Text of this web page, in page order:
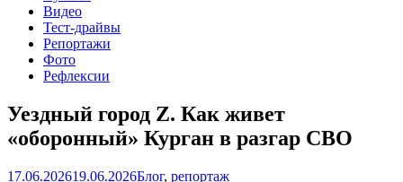
Видео
Тест-драйвы
Репортажи
Фото
Рефлексии
Уездный город Z. Как живет
«оборонный» Курган в разгар СВО
Артем
17.06.202619.06.2026Блог, репортаж